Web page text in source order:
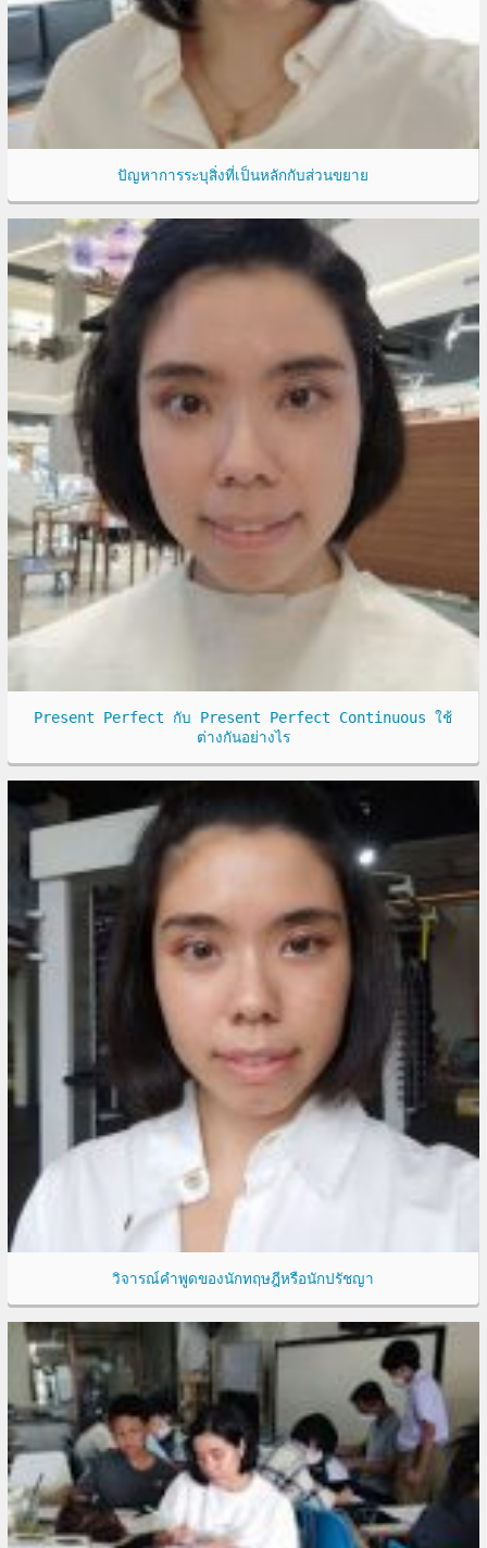
ปัญหาการระบุสิ่งที่เป็นหลักกับส่วนขยาย
Present Perfect กับ Present Perfect Continuous ใช้
ต่างกันอย่างไร
วิจารณ์คำพูดของนักทฤษฎีหรือนักปรัชญา